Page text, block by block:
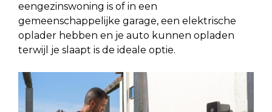
eengezinswoning is of in een
gemeenschappelijke garage, een elektrische
oplader hebben en je auto kunnen opladen
terwijl je slaapt is de ideale optie.